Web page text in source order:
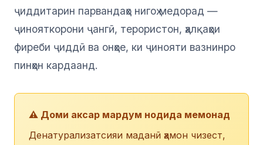
ҷиддитарин парвандаҳо нигоҳ медорад —
ҷинояткорони ҷангӣ, терористон, ҳалқаҳои
фиреби ҷиддӣ ва онҳое, ки ҷинояти вазнинро
пинҳон кардаанд.
⚠️ Доми аксар мардум нодида мемонад
Денатурализатсияи маданӣ ҳамон чизест,